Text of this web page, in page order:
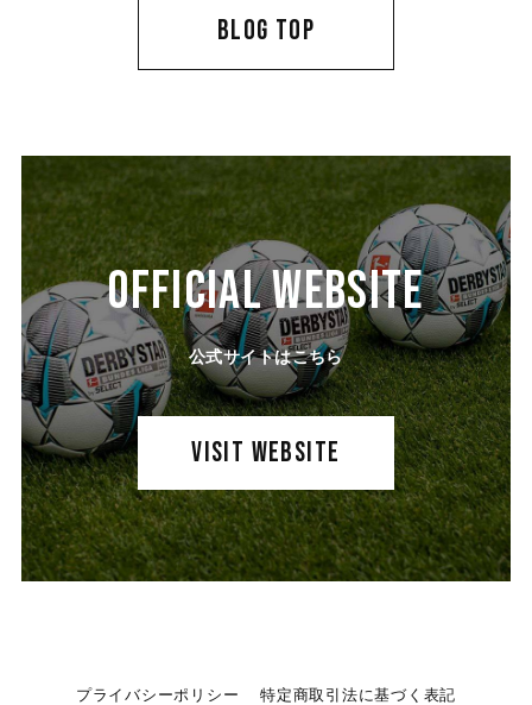
BLOG TOP
OFFICIAL WEBSITE
公式サイトはこちら
VISIT WEBSITE
プライバシーポリシー 特定商取引法に基づく表記